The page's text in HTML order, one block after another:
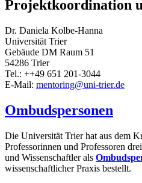
Projektkoordination
Dr. Daniela Kolbe-Hanna
Universität Trier
Gebäude DM Raum 51
54286 Trier
Tel.: ++49 651 201-3044
E-Mail: mentoring@uni-trier.de
Ombudspersonen
Die Universität Trier hat aus dem
Professorinnen und Professoren
und Wissenschaftler als
wissenschaftlicher Praxis bestellt.